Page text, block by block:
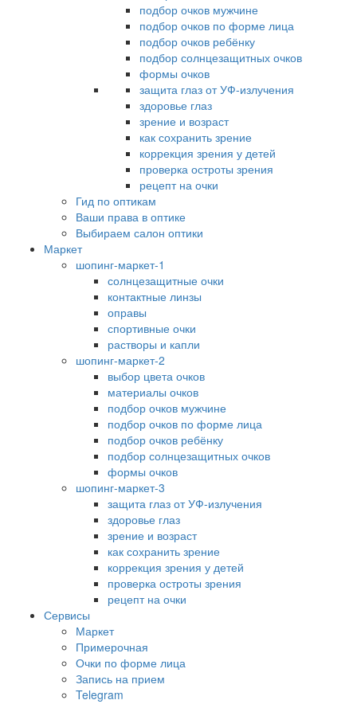
подбор очков мужчине
подбор очков по форме лица
подбор очков ребёнку
подбор солнцезащитных очков
формы очков
защита глаз от УФ-излучения
здоровье глаз
зрение и возраст
как сохранить зрение
коррекция зрения у детей
проверка остроты зрения
рецепт на очки
Гид по оптикам
Ваши права в оптике
Выбираем салон оптики
Маркет
шопинг-маркет-1
солнцезащитные очки
контактные линзы
оправы
спортивные очки
растворы и капли
шопинг-маркет-2
выбор цвета очков
материалы очков
подбор очков мужчине
подбор очков по форме лица
подбор очков ребёнку
подбор солнцезащитных очков
формы очков
шопинг-маркет-3
защита глаз от УФ-излучения
здоровье глаз
зрение и возраст
как сохранить зрение
коррекция зрения у детей
проверка остроты зрения
рецепт на очки
Сервисы
Маркет
Примерочная
Очки по форме лица
Запись на прием
Telegram